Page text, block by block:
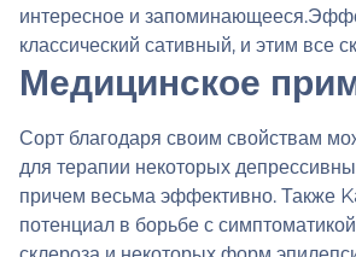
интересное и
классический сативный, и этим все
Медицинское
Сорт благодаря своим свойствам
для терапии некоторых
причем весьма эффективно. Также
потенциал в борьбе с